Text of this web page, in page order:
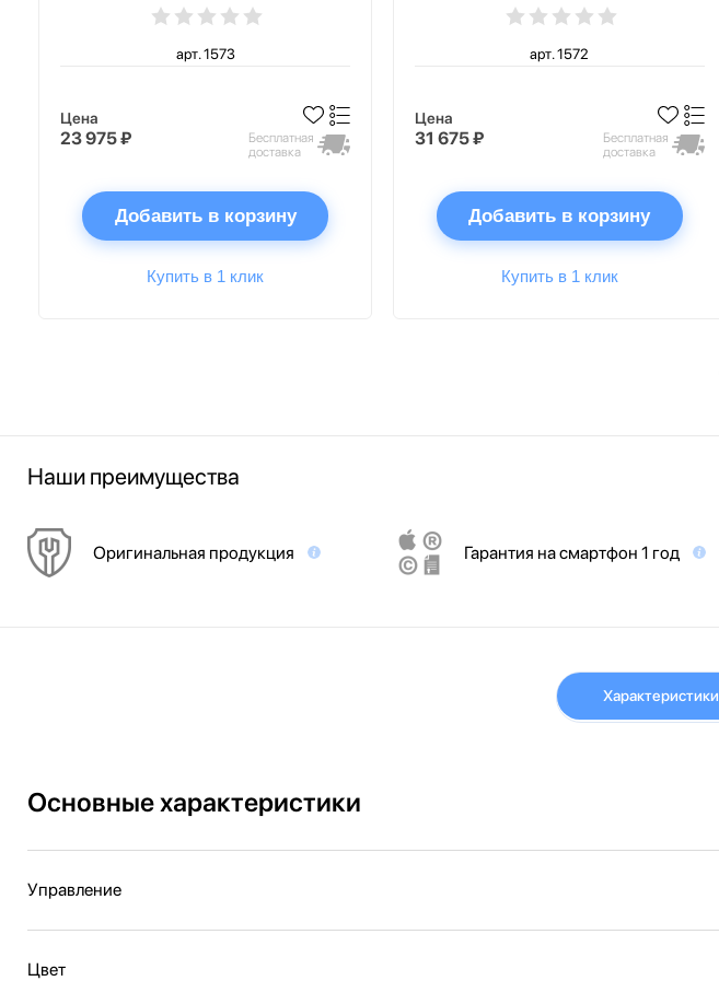
арт. 1573
Цена
23 975 ₽
Бесплатная
доставка
Добавить в корзину
Купить в 1 клик
арт. 1572
Цена
31 675 ₽
Бесплатная
доставка
Добавить в корзину
Купить в 1 клик
Наши преимущества
Оригинальная продукция Гарантия на смартфон 1 год
Характеристики
Основные характеристики
Управление
Цвет